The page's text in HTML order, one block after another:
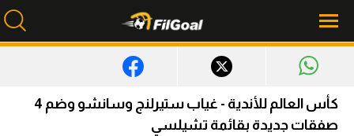
محتوى إخباري
الرئيسية
كأس العالم للأندية - غياب ستيرلنج وسانشو وضم 4
صفقات جديدة بقائمة تشيلسي